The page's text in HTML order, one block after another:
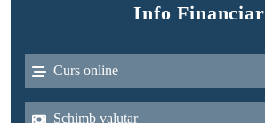
Info Financiar
Curs online
Schimb valutar